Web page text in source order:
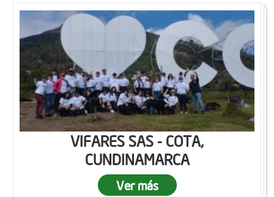
VIFARES SAS - COTA,
CUNDINAMARCA
Ver más